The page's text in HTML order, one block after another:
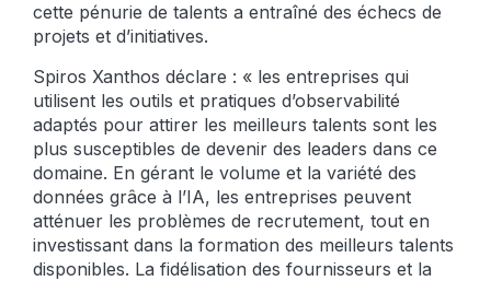
cette pénurie de talents a entraîné des échecs de
projets et d’initiatives.
Spiros Xanthos déclare : « les entreprises qui
utilisent les outils et pratiques d’observabilité
adaptés pour attirer les meilleurs talents sont les
plus susceptibles de devenir des leaders dans ce
domaine. En gérant le volume et la variété des
données grâce à l’IA, les entreprises peuvent
atténuer les problèmes de recrutement, tout en
investissant dans la formation des meilleurs talents
disponibles. La fidélisation des fournisseurs et la